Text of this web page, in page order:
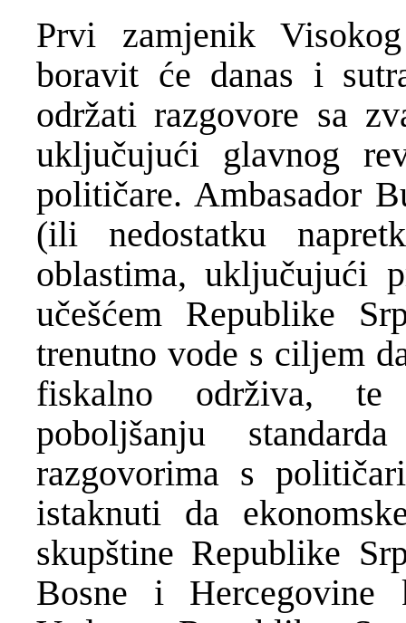
Prvi zamjenik
boravit će danas i
održati razgovore sa
uključujući glavnog
političare. Ambasador
(ili nedostatku
oblastima, uključujući
učešćem Republike
trenutno vode s ciljem
fiskalno održiva, te
poboljšanju
razgovorima s
istaknuti da
skupštine Republike
Bosne i Hercegovine